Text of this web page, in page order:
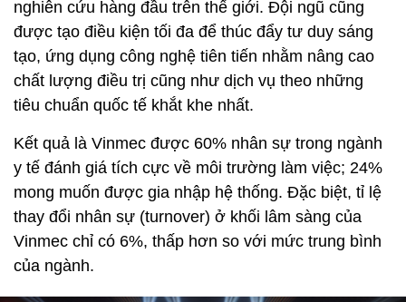
nghiên cứu hàng đầu trên thế giới. Đội ngũ cũng
được tạo điều kiện tối đa để thúc đẩy tư duy sáng
tạo, ứng dụng công nghệ tiên tiến nhằm nâng cao
chất lượng điều trị cũng như dịch vụ theo những
tiêu chuẩn quốc tế khắt khe nhất.
Kết quả là Vinmec được 60% nhân sự trong ngành
y tế đánh giá tích cực về môi trường làm việc; 24%
mong muốn được gia nhập hệ thống. Đặc biệt, tỉ lệ
thay đổi nhân sự (turnover) ở khối lâm sàng của
Vinmec chỉ có 6%, thấp hơn so với mức trung bình
của ngành.